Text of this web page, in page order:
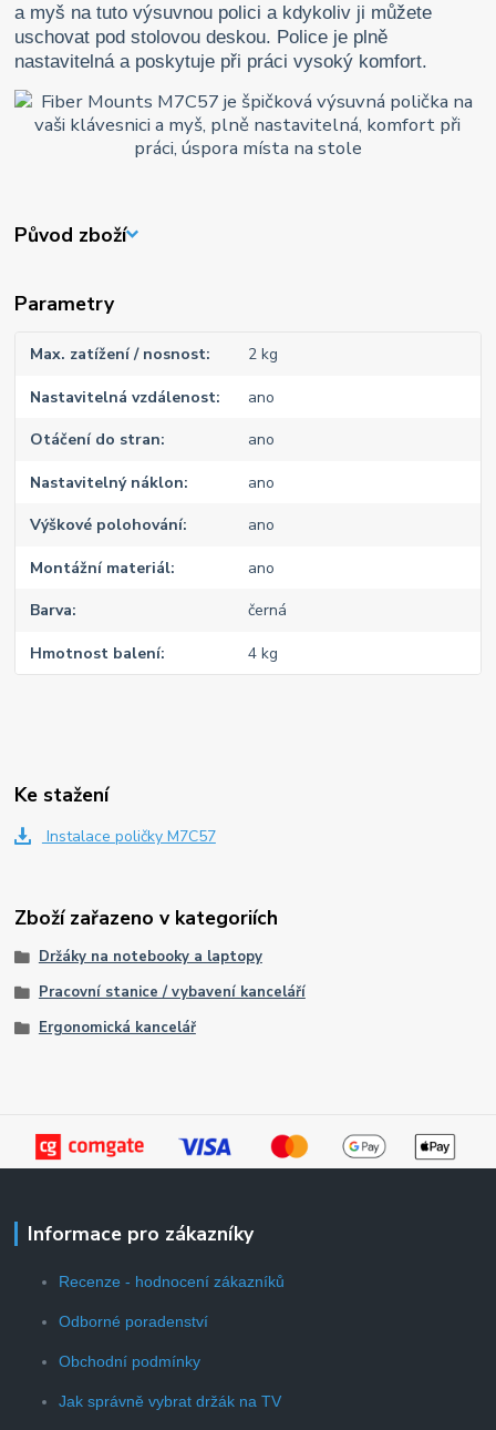
a myš na tuto výsuvnou polici a kdykoliv ji můžete
uschovat pod stolovou deskou. Police je plně
nastavitelná a poskytuje při práci vysoký komfort.
Původ zboží
Parametry
Max. zatížení / nosnost 2 kg
Nastavitelná vzdálenost ano
Otáčení do stran ano
Nastavitelný náklon ano
Výškové polohování ano
Montážní materiál ano
Barva černá
Hmotnost balení 4 kg
Ke stažení
Instalace poličky M7C57
Zboží zařazeno v kategoriích
Držáky na notebooky a laptopy
Pracovní stanice / vybavení kanceláří
Ergonomická kancelář
Informace pro zákazníky
Recenze - hodnocení zákazníků
Odborné poradenství
Obchodní podmínky
Jak správně vybrat držák na TV